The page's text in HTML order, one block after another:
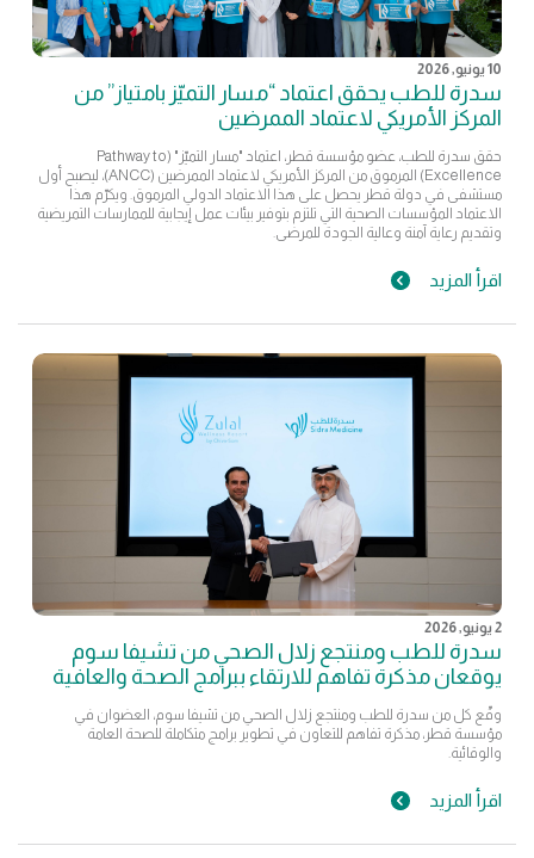
10 يونيو, 2026
سدرة للطب يحقق اعتماد “مسار التميّز بامتياز” من
المركز الأمريكي لاعتماد الممرضين
حقق سدرة للطب، عضو مؤسسة قطر، اعتماد "مسار التميّز" (Pathway to
Excellence) المرموق من المركز الأمريكي لاعتماد الممرضين (ANCC)، ليصبح أول
مستشفى في دولة قطر يحصل على هذا الاعتماد الدولي المرموق. ويكرّم هذا
الاعتماد المؤسسات الصحية التي تلتزم بتوفير بيئات عمل إيجابية للممارسات التمريضية
وتقديم رعاية آمنة وعالية الجودة للمرضى.
اقرأ المزيد
2 يونيو, 2026
سدرة للطب ومنتجع زلال الصحي من تشيفا سوم
يوقعان مذكرة تفاهم للارتقاء ببرامج الصحة والعافية
وقّع كل من سدرة للطب ومنتجع زلال الصحي من تشيفا سوم، العضوان في
مؤسسة قطر، مذكرة تفاهم للتعاون في تطوير برامج متكاملة للصحة العامة
والوقائية.
اقرأ المزيد